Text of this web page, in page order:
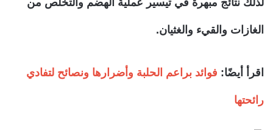
لذلك نتائج مبهرة في تيسير عملية الهضم والتخلص من
الغازات والقيء والغثيان.
اقرأ أيضًا: فوائد براعم الحلبة وأضرارها ونصائح لتفادي
رائحتها